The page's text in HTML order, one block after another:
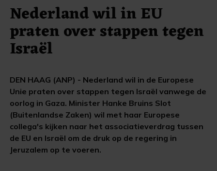
Nederland wil in EU
praten over stappen tegen
Israël
DEN HAAG (ANP) - Nederland wil in de Europese
Unie praten over stappen tegen Israël vanwege de
oorlog in Gaza. Minister Hanke Bruins Slot
(Buitenlandse Zaken) wil met haar Europese
collega's kijken naar het associatieverdrag tussen
de EU en Israël om de druk op de regering in
Jeruzalem op te voeren.